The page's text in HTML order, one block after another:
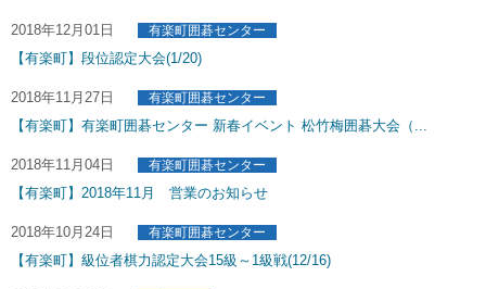
2018年12月01日 有楽町囲碁センター
【有楽町】段位認定大会(1/20)
2018年11月27日 有楽町囲碁センター
【有楽町】有楽町囲碁センター 新春イベント 松竹梅囲碁大会（...
2018年11月04日 有楽町囲碁センター
【有楽町】2018年11月 営業のお知らせ
2018年10月24日 有楽町囲碁センター
【有楽町】級位者棋力認定大会15級～1級戦(12/16)